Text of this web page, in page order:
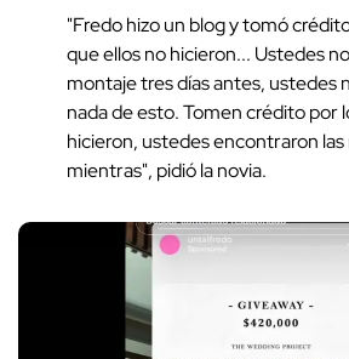
"Fredo hizo un blog y tomó
que ellos no hicieron... Ustedes
montaje tres días antes, ustedes
nada de esto. Tomen crédito por
hicieron, ustedes encontraron las
mientras", pidió la novia.